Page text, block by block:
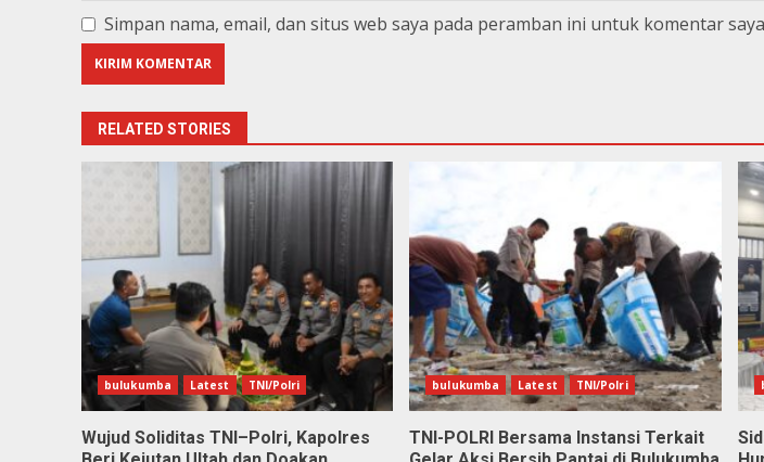
Simpan nama, email, dan situs web saya pada peramban ini untuk komentar
RELATED STORIES
bulukumba Latest TNI/Polri
Wujud Soliditas TNI–Polri, Kapolres
bulukumba Latest TNI/Polri
TNI-POLRI Bersama Instansi Terkait